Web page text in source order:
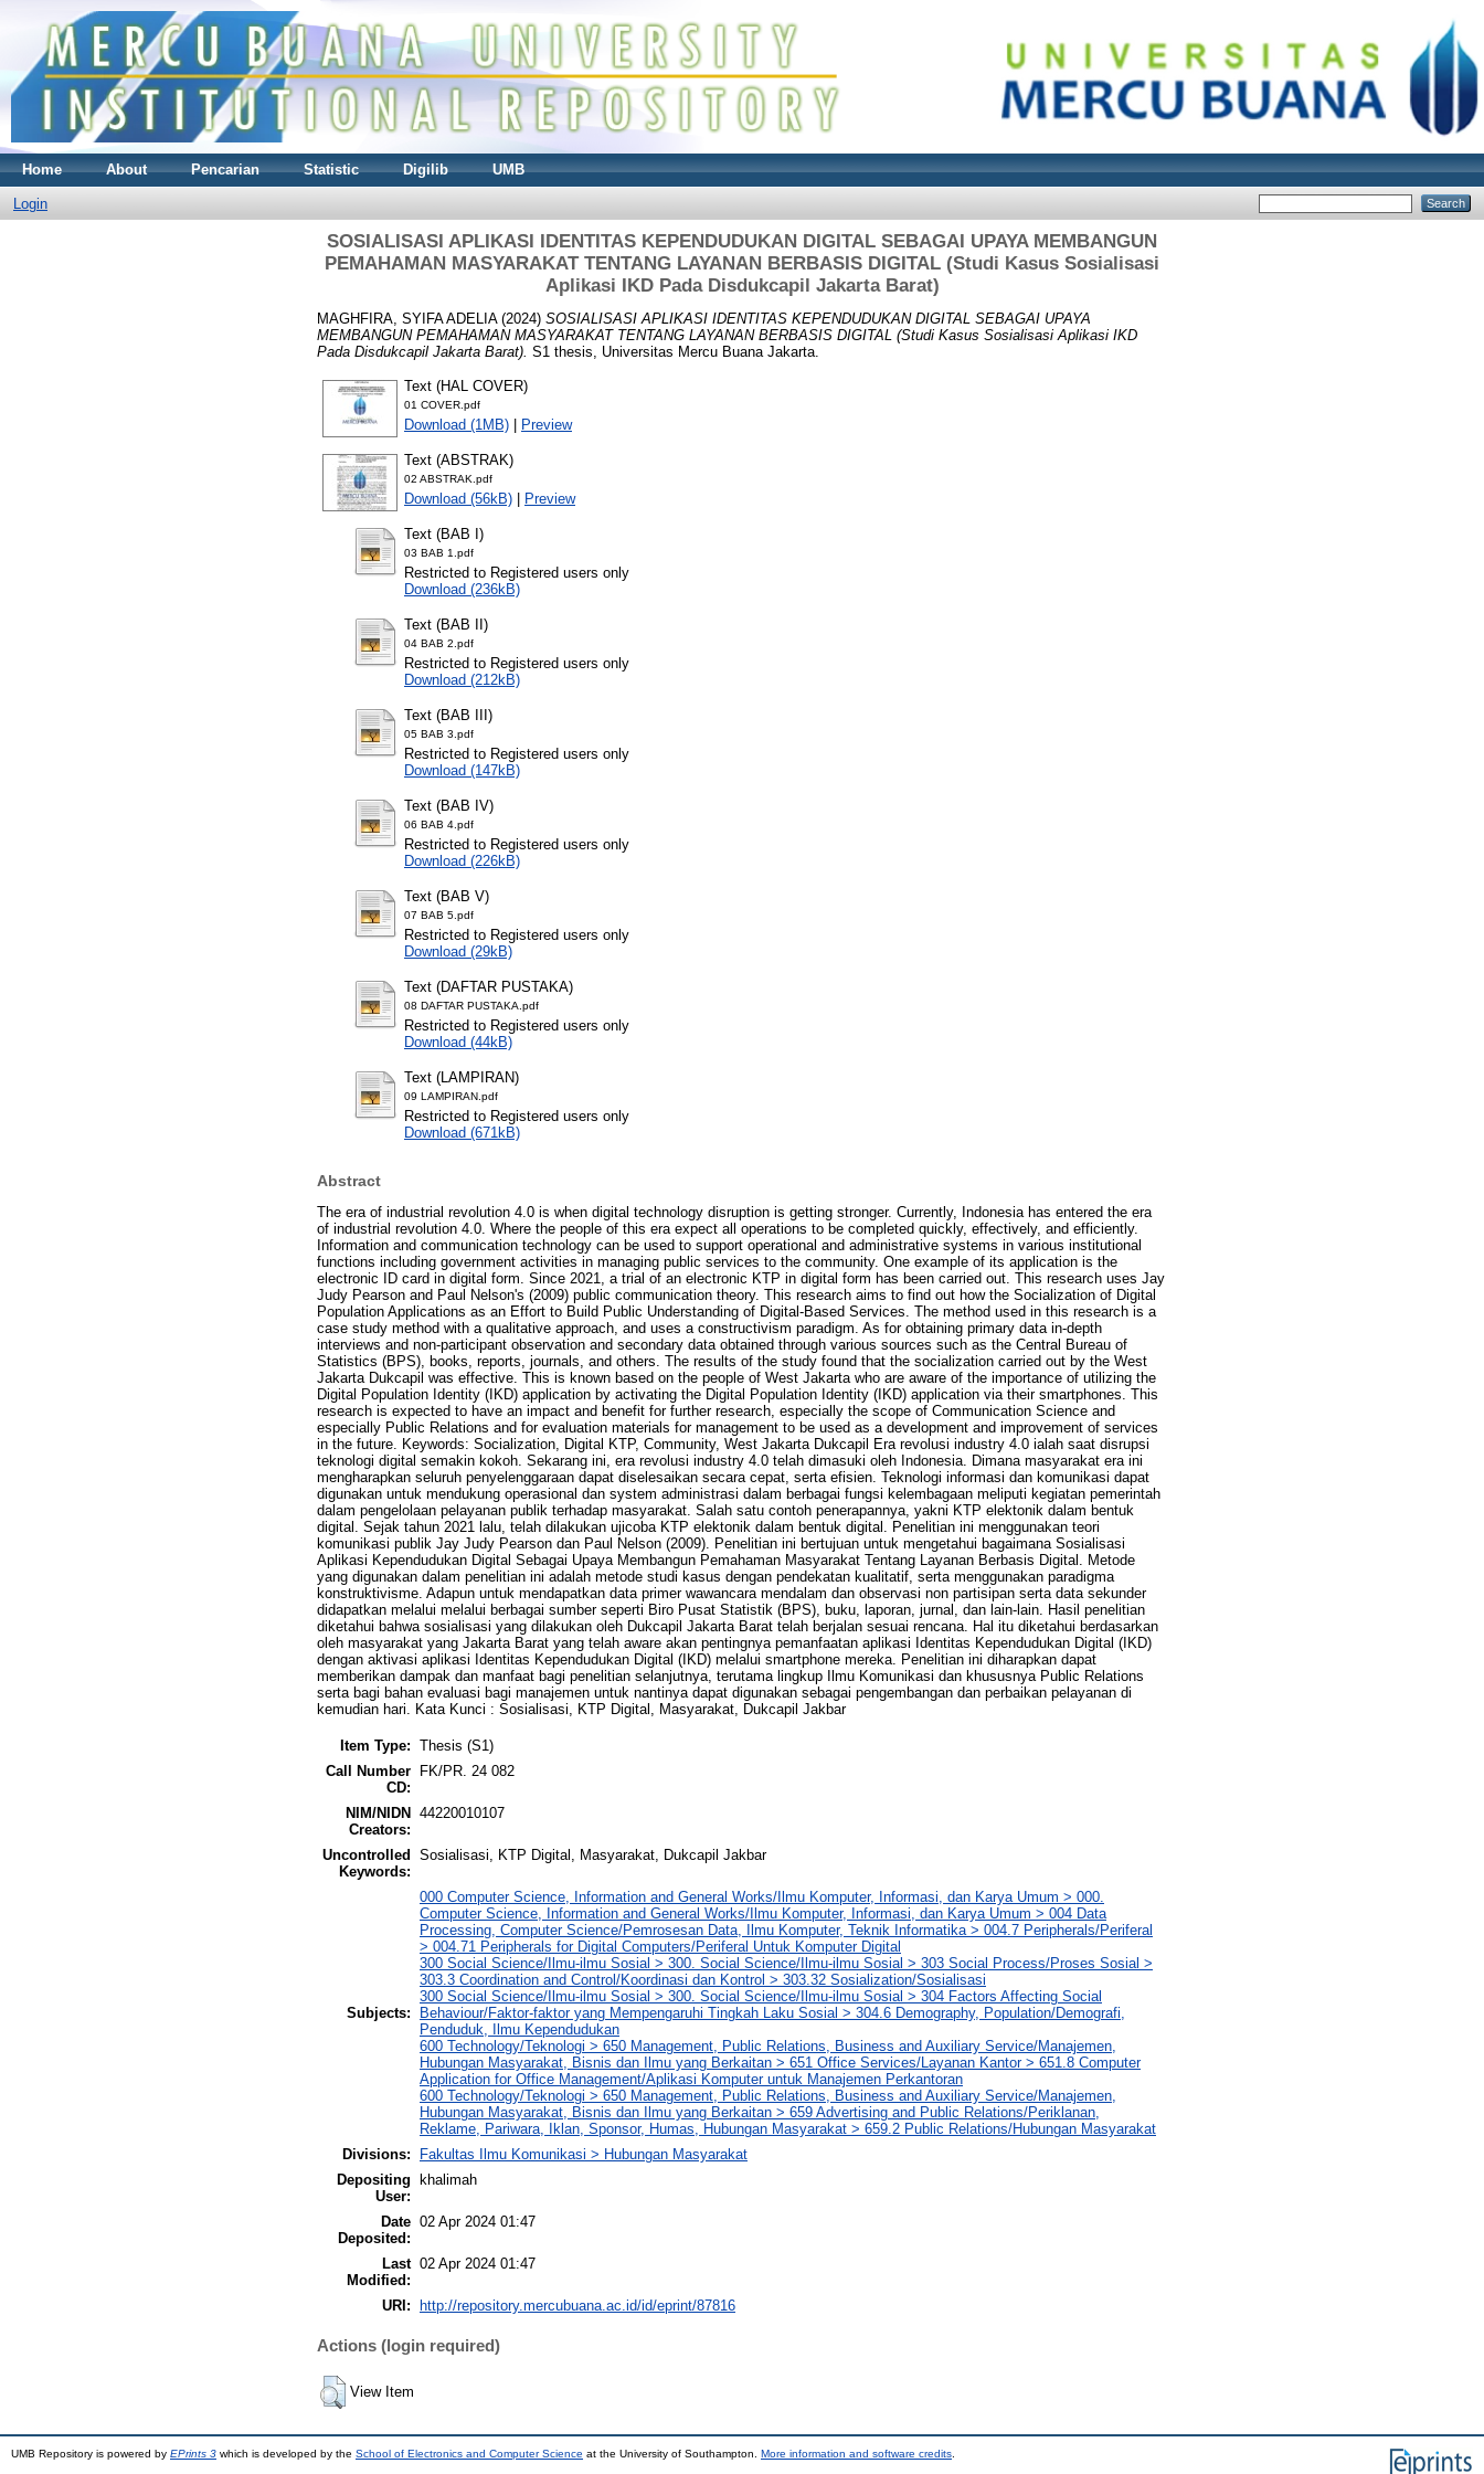
Home About Pencarian Statistic Digilib UMB
Login
SOSIALISASI APLIKASI IDENTITAS KEPENDUDUKAN DIGITAL SEBAGAI UPAYA MEMBANGUN
PEMAHAMAN MASYARAKAT TENTANG LAYANAN BERBASIS DIGITAL (Studi Kasus Sosialisasi
Aplikasi IKD Pada Disdukcapil Jakarta Barat)
MAGHFIRA, SYIFA ADELIA(2024) SOSIALISASI APLIKASI IDENTITAS KEPENDUDUKAN DIGITAL SEBAGAI UPAYA
MEMBANGUN PEMAHAMAN MASYARAKAT TENTANG LAYANAN BERBASIS DIGITAL (Studi Kasus Sosialisasi Aplikasi IKD
Pada Disdukcapil Jakarta Barat). S1 thesis, Universitas Mercu Buana Jakarta.
Text (HAL COVER)
01 COVER.pdf
Download (1MB) Preview
Text (ABSTRAK)
02 ABSTRAK.pdf
Download (56kB) Preview
Text (BAB I)
03 BAB 1.pdf
Restricted to Registered users only
Download (236kB)
Text (BAB II)
04 BAB 2.pdf
Restricted to Registered users only
Download (212kB)
Text (BAB III)
05 BAB 3.pdf
Restricted to Registered users only
Download (147kB)
Text (BAB IV)
06 BAB 4.pdf
Restricted to Registered users only
Download (226kB)
Text (BAB V)
07 BAB 5.pdf
Restricted to Registered users only
Download (29kB)
Text (DAFTAR PUSTAKA)
08 DAFTAR PUSTAKA.pdf
Restricted to Registered users only
Download (44kB)
Text (LAMPIRAN)
09 LAMPIRAN.pdf
Restricted to Registered users only
Download (671kB)
Abstract
The era of industrial revolution 4.0 is when digital technology disruption is getting stronger. Currently, Indonesia has entered the era
of industrial revolution 4.0. Where the people of this era expect all operations to be completed quickly, effectively, and efficiently.
Information and communication technology can be used to support operational and administrative systems in various institutional
functions including government activities in managing public services to the community. One example of its application is the
electronic ID card in digital form. Since 2021, a trial of an electronic KTP in digital form has been carried out. This research uses Jay
Judy Pearson and Paul Nelson's (2009) public communication theory. This research aims to find out how the Socialization of Digital
Population Applications as an Effort to Build Public Understanding of Digital-Based Services. The method used in this research is a
case study method with a qualitative approach, and uses a constructivism paradigm. As for obtaining primary data in-depth
interviews and non-participant observation and secondary data obtained through various sources such as the Central Bureau of
Statistics (BPS), books, reports, journals, and others. The results of the study found that the socialization carried out by the West
Jakarta Dukcapil was effective. This is known based on the people of West Jakarta who are aware of the importance of utilizing the
Digital Population Identity (IKD) application by activating the Digital Population Identity (IKD) application via their smartphones. This
research is expected to have an impact and benefit for further research, especially the scope of Communication Science and
especially Public Relations and for evaluation materials for management to be used as a development and improvement of services
in the future. Keywords: Socialization, Digital KTP, Community, West Jakarta Dukcapil Era revolusi industry 4.0 ialah saat disrupsi
teknologi digital semakin kokoh. Sekarang ini, era revolusi industry 4.0 telah dimasuki oleh Indonesia. Dimana masyarakat era ini
mengharapkan seluruh penyelenggaraan dapat diselesaikan secara cepat, serta efisien. Teknologi informasi dan komunikasi dapat
digunakan untuk mendukung operasional dan system administrasi dalam berbagai fungsi kelembagaan meliputi kegiatan pemerintah
dalam pengelolaan pelayanan publik terhadap masyarakat. Salah satu contoh penerapannya, yakni KTP elektonik dalam bentuk
digital. Sejak tahun 2021 lalu, telah dilakukan ujicoba KTP elektonik dalam bentuk digital. Penelitian ini menggunakan teori
komunikasi publik Jay Judy Pearson dan Paul Nelson (2009). Penelitian ini bertujuan untuk mengetahui bagaimana Sosialisasi
Aplikasi Kependudukan Digital Sebagai Upaya Membangun Pemahaman Masyarakat Tentang Layanan Berbasis Digital. Metode
yang digunakan dalam penelitian ini adalah metode studi kasus dengan pendekatan kualitatif, serta menggunakan paradigma
konstruktivisme. Adapun untuk mendapatkan data primer wawancara mendalam dan observasi non partisipan serta data sekunder
didapatkan melalui melalui berbagai sumber seperti Biro Pusat Statistik (BPS), buku, laporan, jurnal, dan lain-lain. Hasil penelitian
diketahui bahwa sosialisasi yang dilakukan oleh Dukcapil Jakarta Barat telah berjalan sesuai rencana. Hal itu diketahui berdasarkan
oleh masyarakat yang Jakarta Barat yang telah aware akan pentingnya pemanfaatan aplikasi Identitas Kependudukan Digital (IKD)
dengan aktivasi aplikasi Identitas Kependudukan Digital (IKD) melalui smartphone mereka. Penelitian ini diharapkan dapat
memberikan dampak dan manfaat bagi penelitian selanjutnya, terutama lingkup Ilmu Komunikasi dan khususnya Public Relations
serta bagi bahan evaluasi bagi manajemen untuk nantinya dapat digunakan sebagai pengembangan dan perbaikan pelayanan di
kemudian hari. Kata Kunci : Sosialisasi, KTP Digital, Masyarakat, Dukcapil Jakbar
Item Type: Thesis (S1)
Call Number
CD:
FK/PR. 24 082
NIM/NIDN
Creators:
44220010107
Uncontrolled
Keywords:
Sosialisasi, KTP Digital, Masyarakat, Dukcapil Jakbar
Subjects:
000 Computer Science, Information and General Works/Ilmu Komputer, Informasi, dan Karya Umum > 000.
Computer Science, Information and General Works/Ilmu Komputer, Informasi, dan Karya Umum > 004 Data
Processing, Computer Science/Pemrosesan Data, Ilmu Komputer, Teknik Informatika > 004.7 Peripherals/Periferal
> 004.71 Peripherals for Digital Computers/Periferal Untuk Komputer Digital
300 Social Science/Ilmu-ilmu Sosial > 300. Social Science/Ilmu-ilmu Sosial > 303 Social Process/Proses Sosial >
303.3 Coordination and Control/Koordinasi dan Kontrol > 303.32 Sosialization/Sosialisasi
300 Social Science/Ilmu-ilmu Sosial > 300. Social Science/Ilmu-ilmu Sosial > 304 Factors Affecting Social
Behaviour/Faktor-faktor yang Mempengaruhi Tingkah Laku Sosial > 304.6 Demography, Population/Demografi,
Penduduk, Ilmu Kependudukan
600 Technology/Teknologi > 650 Management, Public Relations, Business and Auxiliary Service/Manajemen,
Hubungan Masyarakat, Bisnis dan Ilmu yang Berkaitan > 651 Office Services/Layanan Kantor > 651.8 Computer
Application for Office Management/Aplikasi Komputer untuk Manajemen Perkantoran
600 Technology/Teknologi > 650 Management, Public Relations, Business and Auxiliary Service/Manajemen,
Hubungan Masyarakat, Bisnis dan Ilmu yang Berkaitan > 659 Advertising and Public Relations/Periklanan,
Reklame, Pariwara, Iklan, Sponsor, Humas, Hubungan Masyarakat > 659.2 Public Relations/Hubungan Masyarakat
Divisions:
Fakultas Ilmu Komunikasi > Hubungan Masyarakat
Depositing
User:
khalimah
Date
Deposited:
02 Apr 2024 01:47
Last
Modified:
02 Apr 2024 01:47
URI: http://repository.mercubuana.ac.id/id/eprint/87816
Actions (login required)
View Item
UMB Repository is powered by EPrints 3 which is developed by the School of Electronics and Computer Science at the University of Southampton. More information and software credits.